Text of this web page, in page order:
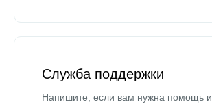
Служба поддержки
Напишите, если вам нужна помощь